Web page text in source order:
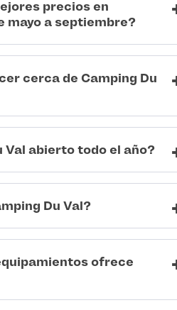
precios en
mayo a septiembre?
cerca de Camping Du
Val abierto todo el año?
Du Val?
ofrece